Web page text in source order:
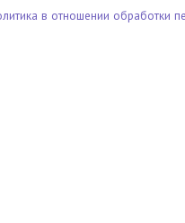
в отношении обработки